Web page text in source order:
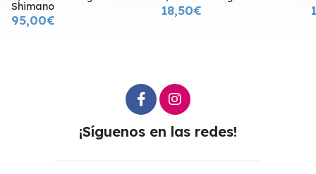
Shimano
95,00€
18,50€
¡Síguenos en las redes!